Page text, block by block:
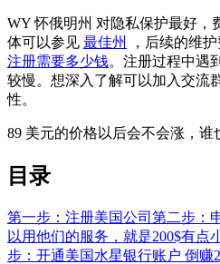
WY 怀俄明州 对隐私保护最好，
体可以参见 最佳州 ，后续的维
注册需要多少钱。注册过程中遇
较慢。想深入了解可以加入交流
性。
89 美元的价格以后会不会涨，谁
目录
第一步：注册美国公司 第二步：
以用他们的服务，就是200$有点
步：开通美国水星银行账户 倒赚